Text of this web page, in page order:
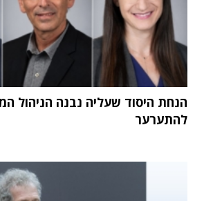
הנחת היסוד שעליה נבנה הניהול
להתערער